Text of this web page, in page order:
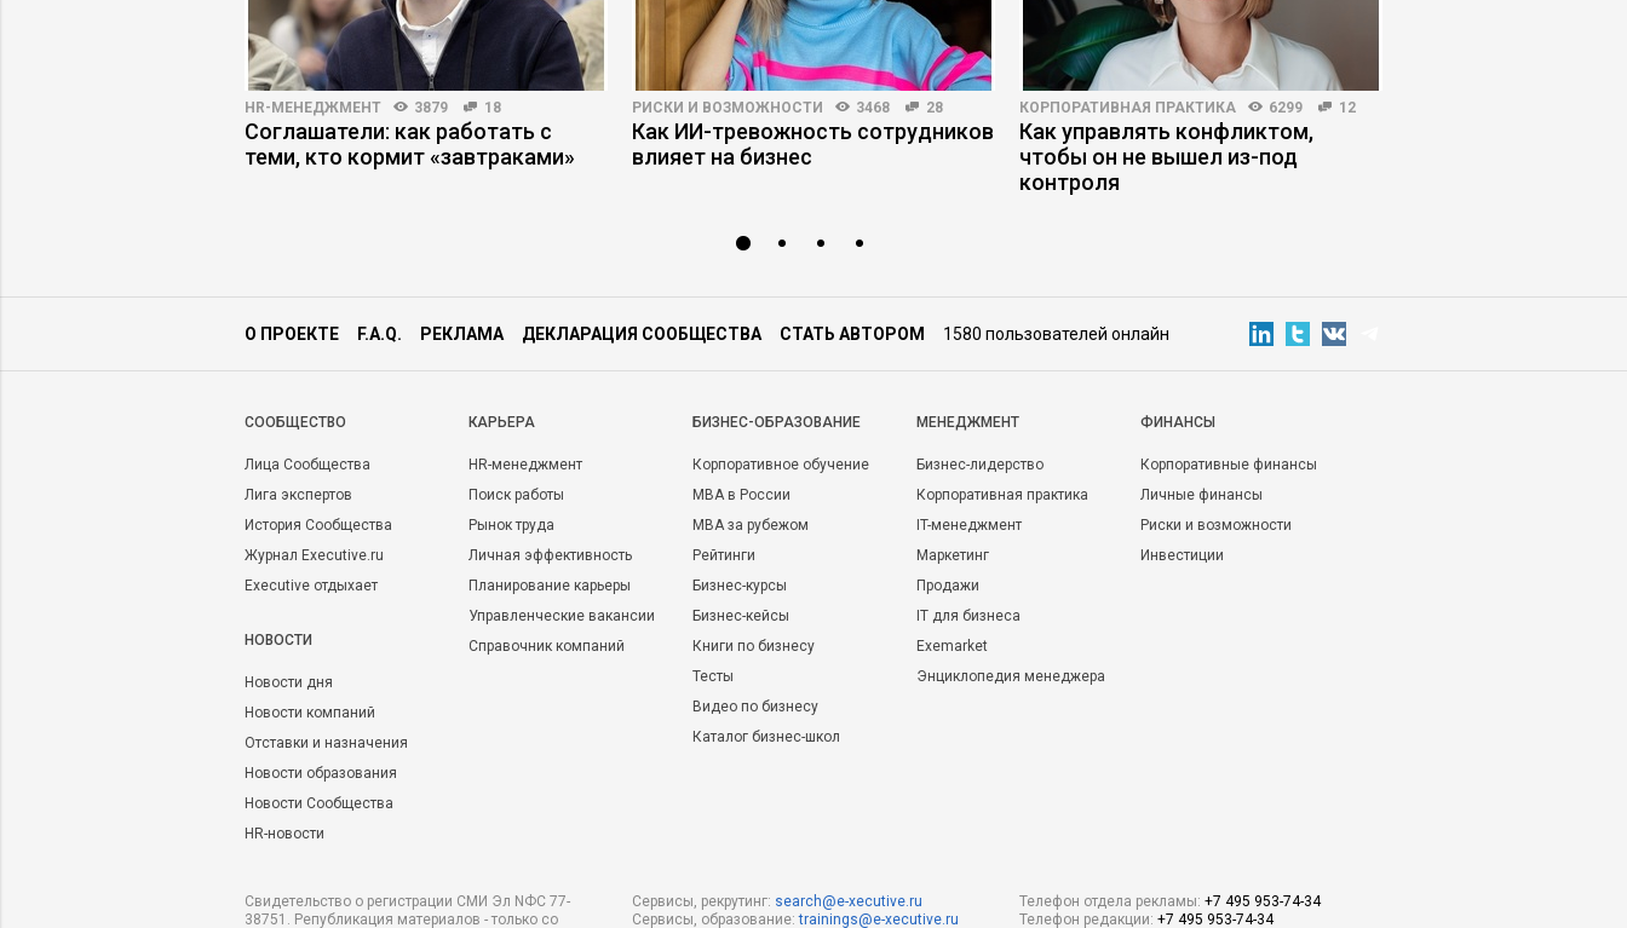
HR-МЕНЕДЖМЕНТ 3879 18
Соглашатели: как работать с
теми, кто кормит «завтраками»
РИСКИ И ВОЗМОЖНОСТИ 3468 28
Как ИИ-тревожность сотрудников
влияет на бизнес
КОРПОРАТИВНАЯ ПРАКТИКА 6299 12
Как управлять конфликтом,
чтобы он не вышел из-под
контроля
О ПРОЕКТЕ F.A.Q. РЕКЛАМА ДЕКЛАРАЦИЯ СООБЩЕСТВА СТАТЬ АВТОРОМ 1580 пользователей онлайн
CООБЩЕСТВО
Лица Сообщества
Лига экспертов
История Сообщества
Журнал Executive.ru
Executive отдыхает
НОВОСТИ
Новости дня
Новости компаний
Отставки и назначения
Новости образования
Новости Сообщества
HR-новости
КАРЬЕРА
HR-менеджмент
Поиск работы
Рынок труда
Личная эффективность
Планирование карьеры
Управленческие вакансии
Справочник компаний
БИЗНЕС-ОБРАЗОВАНИЕ
Корпоративное обучение
MBA в России
MBA за рубежом
Рейтинги
Бизнес-курсы
Бизнес-кейсы
Книги по бизнесу
Тесты
Видео по бизнесу
Каталог бизнес-школ
МЕНЕДЖМЕНТ
Бизнес-лидерство
Корпоративная практика
IT-менеджмент
Маркетинг
Продажи
IT для бизнеса
Exemarket
Энциклопедия менеджера
ФИНАНСЫ
Корпоративные финансы
Личные финансы
Риски и возможности
Инвестиции
Свидетельство о регистрации СМИ Эл NФС 77-
38751. Републикация материалов - только со
Сервисы, рекрутинг: search@e-xecutive.ru
Сервисы, образование:trainings@e-xecutive.ru
Телефон отдела рекламы: +7 495 953-74-34
Телефон редакции: +7 495 953-74-34